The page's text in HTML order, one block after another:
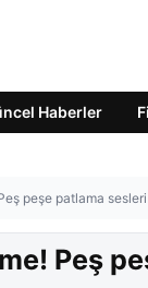
Haberler
peşe patlama
Peş